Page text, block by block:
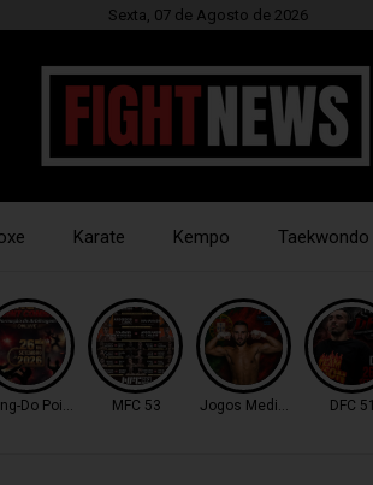
Sexta, 07 de Agosto de 2026
Karate Kempo Taekwondo
Do Point CombatMFC 53 Jogos MediterrâneoDFC 51